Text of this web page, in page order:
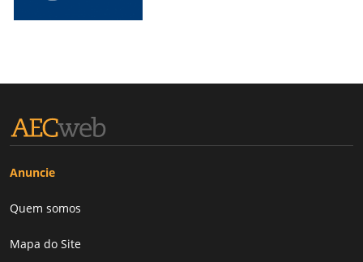
Anuncie
Quem somos
Mapa do Site